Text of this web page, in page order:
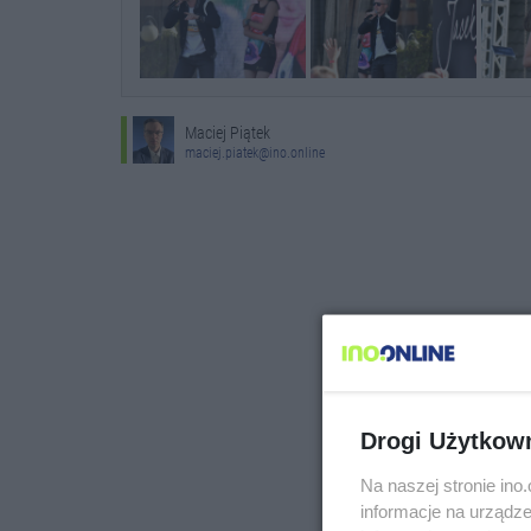
Maciej Piątek
maciej.piatek@ino.online
Drogi
Na naszej stronie
informacje na